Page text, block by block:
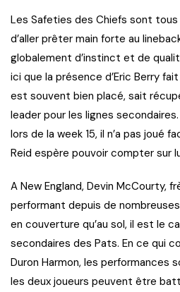
Les Safeties des Chiefs sont
d’aller prêter main forte au
globalement d’instinct et de
ici que la présence d’Eric Berry
est souvent bien placé, sait
leader pour les lignes
lors de la week 15, il n’a pas joué
Reid espère pouvoir compter sur
A New England, Devin McCourty,
performant depuis de
en couverture qu’au sol, il est le
secondaires des Pats. En ce qui
Duron Harmon, les performances
les deux joueurs peuvent être